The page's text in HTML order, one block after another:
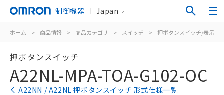
制御機器 Japan
ホーム > 商品情報 > 商品カテゴリ > スイッチ > 押ボタンスイッチ/表示灯
押ボタンスイッチ
A22NL-MPA-TOA-G102-OC
A22NN / A22NL 押ボタンスイッチ 形式仕様一覧